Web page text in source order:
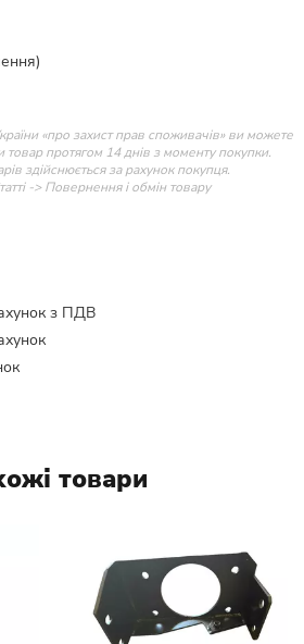
«про захист прав споживачів» ви можете
товар протягом 14 днів з моменту покупки.
здійснюється за рахунок покупця.
-> Повернення і обмін товару
з ПДВ
товари